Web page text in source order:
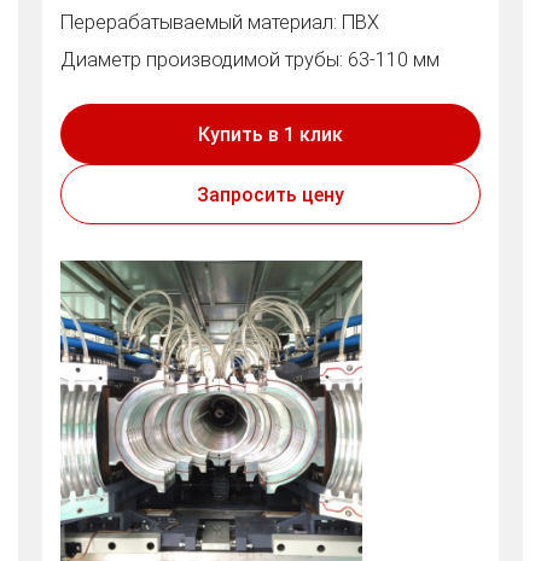
Перерабатываемый материал: ПВХ
Диаметр производимой трубы: 63-110 мм
Купить в 1 клик
Запросить цену